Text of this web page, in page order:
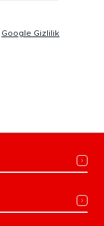
Google Gizlilik